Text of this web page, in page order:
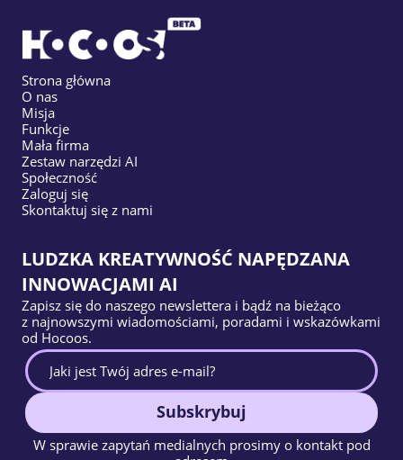
Strona główna
O nas
Misja
Funkcje
Mała firma
Zestaw narzędzi AI
Społeczność
Zaloguj się
Skontaktuj się z nami
LUDZKA KREATYWNOŚĆ NAPĘDZANA
INNOWACJAMI AI
Zapisz się do naszego newslettera i bądź na bieżąco
z najnowszymi wiadomościami, poradami i wskazówkami
od Hocoos.
Subskrybuj
W sprawie zapytań medialnych prosimy o kontakt pod